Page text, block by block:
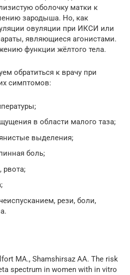
оболочку матки к
зародыша. Но, как
овуляции при ИКСИ или
являющиеся агонистами.
функции жёлтого тела.
обратиться к врачу при
симптомов:
в области малого таза;
выделения;
боль;
рвота;
рези, боли,
MA., Shamshirsaz AA. The risk
spectrum in women with in vitro